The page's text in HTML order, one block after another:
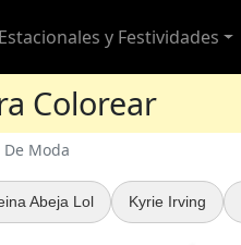
Estacionales y Festividades
Colorear
Moda
Abeja Lol Kyrie Irving